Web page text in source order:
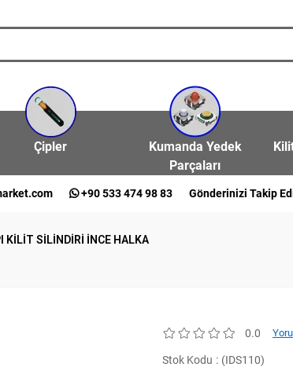
Çipler
Kumanda Yedek
Parçaları
+90 533 474 98 83 Gönderinizi Takip
KİLİT SİLİNDİRİ İNCE HALKA
0.0
Stok Kodu
(IDS110)